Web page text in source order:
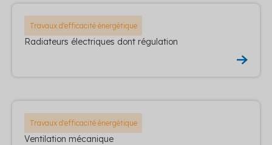
Travaux d'efficacité énergétique
Radiateurs électriques dont régulation
Travaux d'efficacité énergétique
Ventilation mécanique